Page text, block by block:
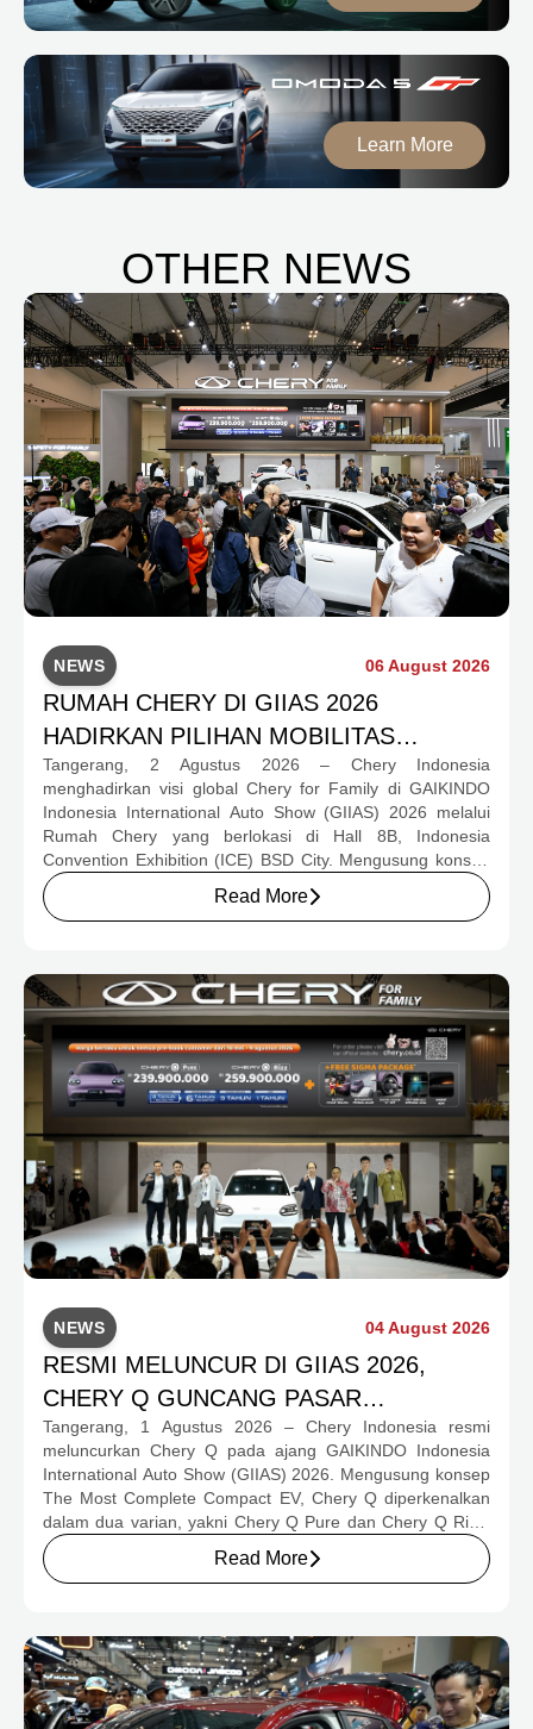
Learn More
OTHER NEWS
NEWS 06 August 2026
RUMAH CHERY DI GIIAS 2026
HADIRKAN PILIHAN MOBILITAS
LENGKAP DAN PROGRAM APRESIASI
KONSUMEN BERNILAI HAMPIR RP1
MILIAR
Tangerang, 2 Agustus 2026 – Chery Indonesia
menghadirkan visi global Chery for Family di GAIKINDO
Indonesia International Auto Show (GIIAS) 2026 melalui
Rumah Chery yang berlokasi di Hall 8B, Indonesia
Convention Exhibition (ICE) BSD City. Mengusung konsep
rumah yang hangat dan inklusif, Chery menghadirkan
pengalaman menyeluruh bagi keluarga Indonesia melalui
program apresiasi untuk konsumen.
Read More
NEWS 04 August 2026
RESMI MELUNCUR DI GIIAS 2026,
CHERY Q GUNCANG PASAR
OTOMOTIF MELALUI HARGA SPESIAL
MULAI RP239,9 JUTA
Tangerang, 1 Agustus 2026 – Chery Indonesia resmi
meluncurkan Chery Q pada ajang GAIKINDO Indonesia
International Auto Show (GIIAS) 2026. Mengusung konsep
The Most Complete Compact EV, Chery Q diperkenalkan
dalam dua varian, yakni Chery Q Pure dan Chery Q Rizz,
untuk mengakomodasi kebutuhan mobilitas serta
preferensi konsumen yang berbeda.
Read More